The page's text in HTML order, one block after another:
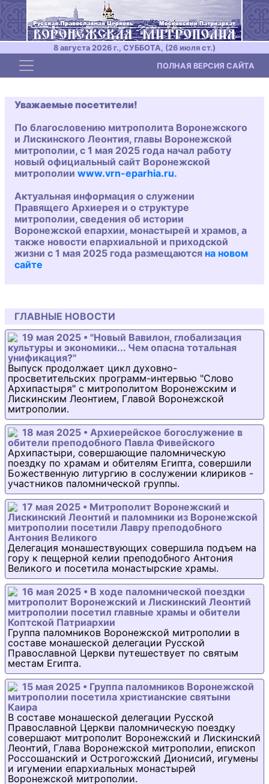
8 августа 2026 г., СУББОТА, (26 июля ст.)
Toggle navigation ПОЛНАЯ ВЕРСИЯ САЙТА
Уважаемые посетители!
По благословению митрополита Воронежского
и Лискинского Леонтия, главы Воронежской
митрополии, с 1 мая 2025 года начал работу
новый официальный сайт Воронежской
митрополии www.vrn-eparhia.ru.
Актуальная информация о служении
Правящего Архиерея и о структуре
митрополии, сведения об истории
Воронежской епархии, монастырей и храмов, а
также новости епархиальной и приходской
жизни с 1 мая 2025 года размещаются на новом
сайте
ГЛАВНЫЕ НОВОСТИ
19 мая 2025 • "Новый Вавилон, глобализация
культуры и экономики... Чем опасна тотальная
унификация?"
Выпуск продолжает цикл духовно-
просветительских программ-интервью "Слово
Архипастыря" с митрополитом Воронежским и
Лискинским Леонтием, Главой Воронежской
митрополии.
18 мая 2025 • Архиерейское богослужение в
обители преподобного Павла Фивейского
Архипастыри, совершающие паломническую
поездку по храмам и обителям Египта, совершили
Божественную литургию в сослужении клириков -
участников паломнической группы.
17 мая 2025 • Митрополит Воронежский и
Лискинский Леонтий и паломники из Воронежской
митрополии посетили Лавру преподобного
Антония Великого
Делегация монашествующих совершила подъем на
гору к пещерной келии преподобного Антония
Великого и посетила монастырские храмы.
16 мая 2025 • В ходе паломнической поездки
митрополит Воронежский и Лискинский Леонтий
митрополии посетил главные храмы и обители
Коптской Патриархии
Группа паломников Воронежской митрополии в
составе монашеской делегации Русской
Православной Церкви путешествует по святым
местам Египта.
15 мая 2025 • Группа паломников Воронежской
митрополии посетила христианские святыни
Каира
В составе монашеской делегации Русской
Православной Церкви паломническую поездку
совершают митрополит Воронежский и Лискинский
Леонтий, Глава Воронежской митрополии, епископ
Россошанский и Острогожский Дионисий, игумены
и игумении епархиальных монастырей
Воронежской митрополии.